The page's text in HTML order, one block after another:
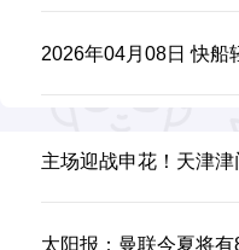
2026年04月08日 快船
主场迎战申花！天津
太阳报：曼联今夏将